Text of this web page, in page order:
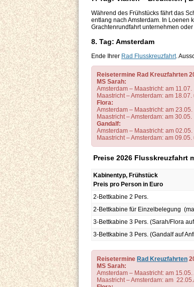
Während des Frühstücks fährt das
entlang nach Amsterdam. In Loenen
Grachtenrundfahrt unternehmen
8. Tag: Amsterdam
Ende Ihrer Rad Flusskreuzfahrt.
Reisetermine Rad Kreuzfahrten
MS Sarah:
Amsterdam – Maastricht: am
Maastricht – Amsterdam: am
Flora:
Amsterdam – Maastricht: am 23.05.
Maastricht – Amsterdam: am 30.05.
Gandalf:
Amsterdam – Maastricht: am
Maastricht – Amsterdam: am
Preise 2026 Flusskreuzfahrt
Kabinentyp, Frühstück
Preis pro Person in Euro
2-Bettkabine 2 Pers.
2-Bettkabine für Einzelbelegung
3-Bettkabine 3 Pers. (Sarah/Flora
3-Bettkabine 3 Pers. (Gandalf auf
Reisetermine Rad Kreuzfahrten
MS Sarah:
Amsterdam – Maastricht: am
Maastricht – Amsterdam: am